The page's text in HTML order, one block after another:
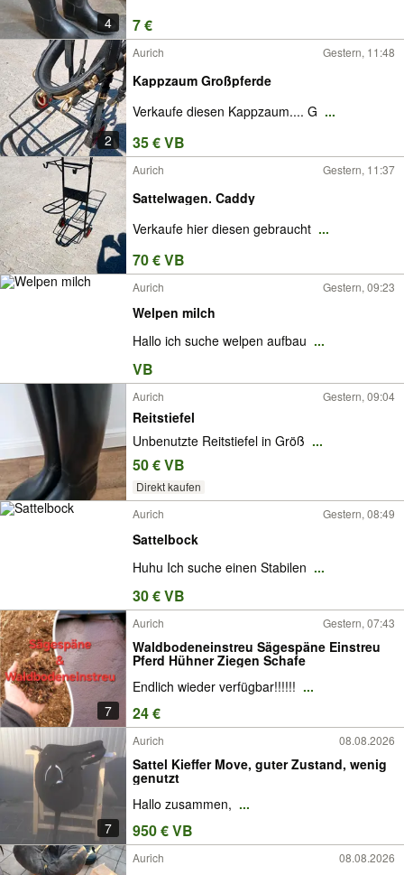
4 7 €
2
Aurich Gestern, 11:48
Kappzaum Großpferde
Verkaufe diesen Kappzaum.... G ...
35 € VB
Aurich Gestern, 11:37
Sattelwagen. Caddy
Verkaufe hier diesen gebraucht ...
70 € VB
Aurich Gestern, 09:23
Welpen milch
Hallo ich suche welpen aufbau ...
VB
Aurich Gestern, 09:04
Reitstiefel
Unbenutzte Reitstiefel in Größ ...
50 € VB
Direkt kaufen
Aurich
Gestern, 08:49
Sattelbock
Huhu Ich suche einen Stabilen ...
30 € VB
7
Aurich Gestern, 07:43
Waldbodeneinstreu Sägespäne Einstreu
Pferd Hühner Ziegen Schafe
Endlich wieder verfügbar!!!!!! ...
24 €
7
Aurich 08.08.2026
Sattel Kieffer Move, guter Zustand, wenig
genutzt
Hallo zusammen, ...
950 € VB
Aurich 08.08.2026